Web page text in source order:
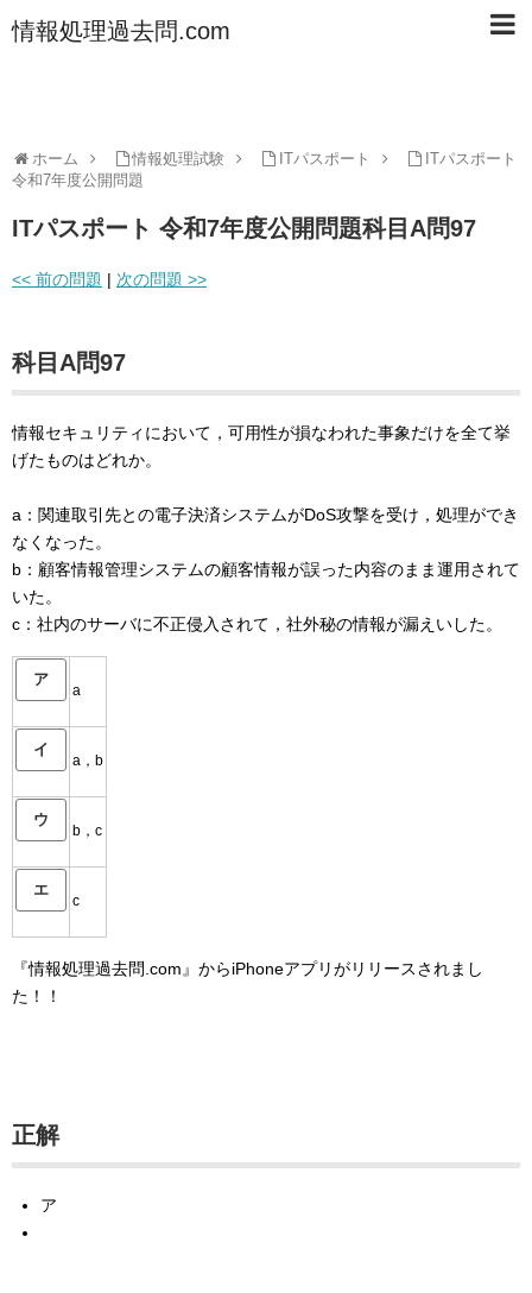
情報処理過去問.com
ホーム 情報処理試験 ITパスポート
ITパスポート
令和7年度公開問題
ITパスポート 令和7年度公開問題科目A問97
<< 前の問題 | 次の問題 >>
科目A問97
情報セキュリティにおいて，可用性が損なわれた事象だけを全て挙
げたものはどれか。
a：関連取引先との電子決済システムがDoS攻撃を受け，処理ができ
なくなった。
b：顧客情報管理システムの顧客情報が誤った内容のまま運用されて
いた。
c：社内のサーバに不正侵入されて，社外秘の情報が漏えいした。
ア
a
イ
a，b
ウ
b，c
エ
c
『情報処理過去問.com』からiPhoneアプリがリリースされまし
た！！
正解
ア